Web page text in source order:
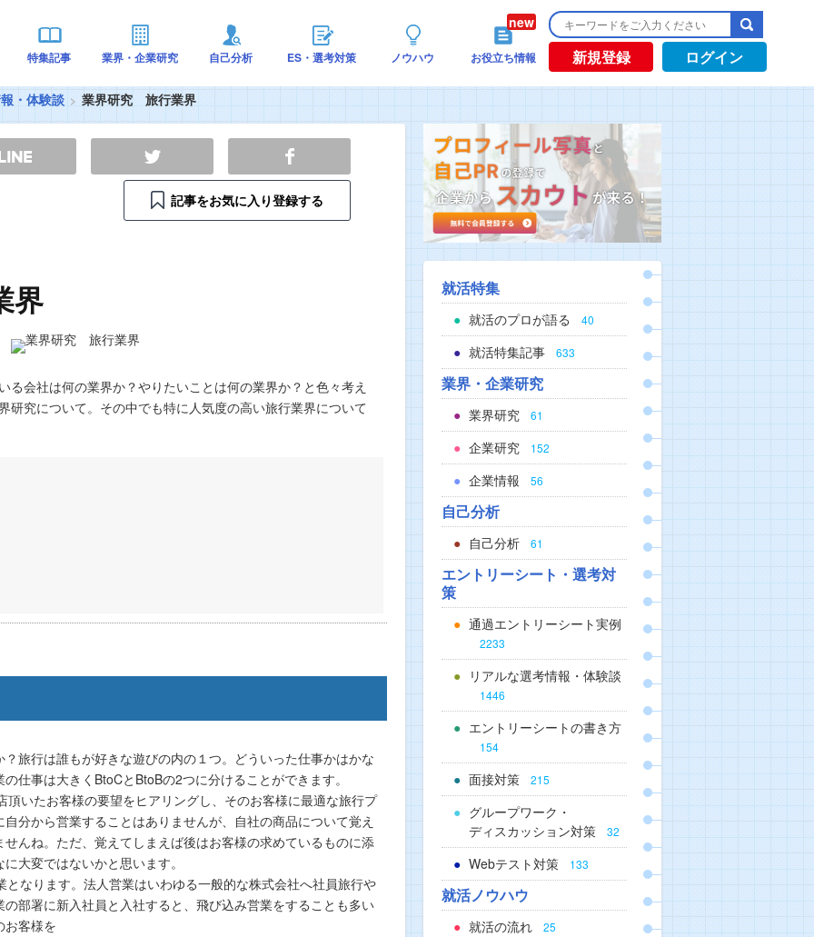
特集記事 業界・企業研究 自己分析 ES・選考対策 ノウハウ お役立ち情報 新規登録 ログイン
・体験談 業界研究 旅行業界
記事をお気に入り登録する
界
る会社は何の業界か？やりたいことは何の業界か？と色々考え
研究について。その中でも特に人気度の高い旅行業界について
旅行は誰もが好きな遊びの内の１つ。どういった仕事かはかな
仕事は大きくBtoCとBtoBの2つに分けることができます。
いたお客様の要望をヒアリングし、そのお客様に最適な旅行プ
分から営業することはありませんが、自社の商品について覚え
んね。ただ、覚えてしまえば後はお客様の求めているものに添
大変ではないかと思います。
なります。法人営業はいわゆる一般的な株式会社へ社員旅行や
部署に新入社員と入社すると、飛び込み営業をすることも多い
お客様を
就活特集
就活のプロが語る 40
就活特集記事 633
業界・企業研究
業界研究 61
企業研究 152
企業情報 56
自己分析
自己分析 61
エントリーシート・選考対
策
通過エントリーシート実例
2233
リアルな選考情報・体験談
1446
エントリーシートの書き方
154
面接対策 215
グループワーク・
ディスカッション対策
32
Webテスト対策 133
就活ノウハウ
就活の流れ 25